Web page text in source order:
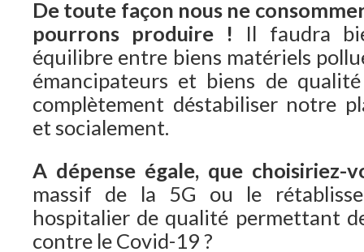
De toute façon nous ne
pourrons produire ! Il faudra
équilibre entre biens matériels
émancipateurs et biens de
complètement déstabiliser notre
et socialement.
A dépense égale, que choisiriez-
massif de la 5G ou le
hospitalier de qualité permettant
contre le Covid-19 ?